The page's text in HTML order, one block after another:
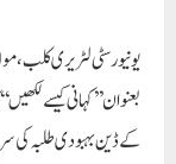
یونیورسٹی لٹریری کلب،
بعنوان’’کہانی کیسے
کے ڈین بہبودی طلبہ کی